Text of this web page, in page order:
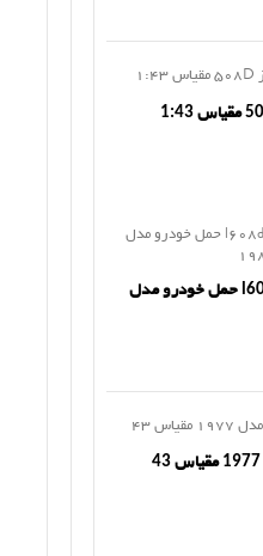
ماکت مرسدس بنز l608d حمل خودرو مدل